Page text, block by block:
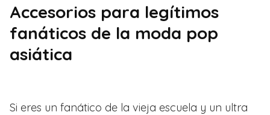
Accesorios para legítimos
fanáticos de la moda pop
asiática
Si eres un fanático de la vieja escuela y un ultra